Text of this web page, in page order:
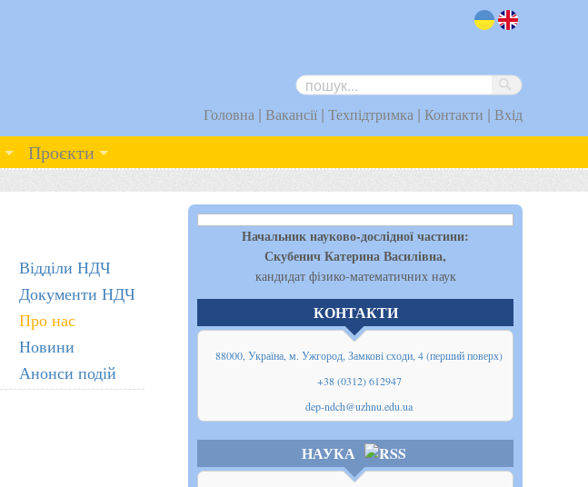
Головна | Вакансії| Техпідтримка | Контакти | Вхід
Проєкти
Відділи НДЧ
Документи НДЧ
Про нас
Новини
Анонси подій
Начальник науково-дослідної частини:
Скубенич Катерина Василівна,
кандидат фізико-математичних наук
КОНТАКТИ
88000, Україна, м. Ужгород, Замкові сходи, 4 (перший поверх)
+38 (0312) 612947
dep-ndch@uzhnu.edu.ua
НАУКА